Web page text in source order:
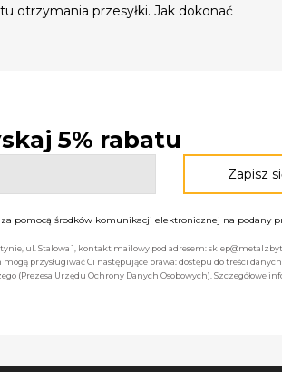
otrzymania przesyłki. Jak dokonać
5% rabatu
pomocą środków komunikacji elektronicznej na podany
ul. Stalowa 1, kontakt mailowy pod adresem:
przysługiwać Ci następujące prawa: dostępu do treści
(Prezesa Urzędu Ochrony Danych Osobowych). Szczegółowe